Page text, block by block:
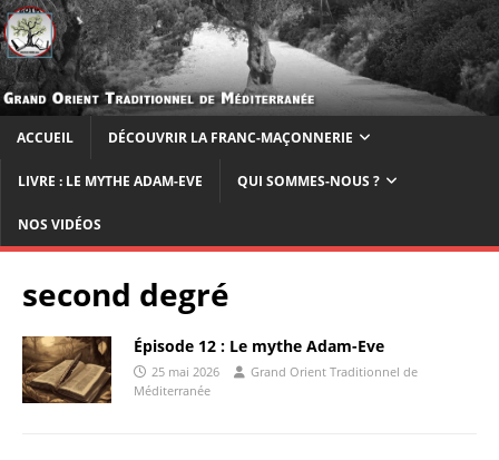
ACCUEIL DÉCOUVRIR LA FRANC-MAÇONNERIE
LIVRE : LE MYTHE ADAM-EVE QUI SOMMES-NOUS ?
NOS VIDÉOS
second degré
Épisode 12 : Le mythe Adam-Eve
25 mai 2026
Grand Orient Traditionnel de
Méditerranée